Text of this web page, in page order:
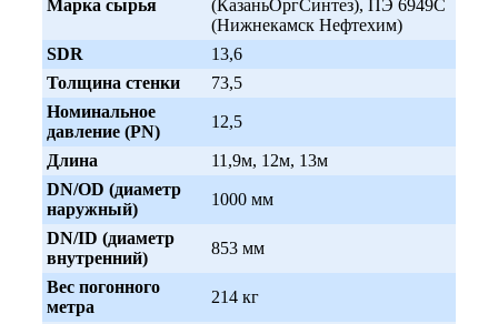
Марка сырья
(КазаньОргСинтез), ПЭ 6949С
(Нижнекамск Нефтехим)
SDR
13,6
Толщина стенки
73,5
Номинальное
давление (PN)
12,5
Длина
11,9м, 12м, 13м
DN/OD (диаметр
наружный)
1000 мм
DN/ID (диаметр
внутренний)
853 мм
Вес погонного
метра
214 кг